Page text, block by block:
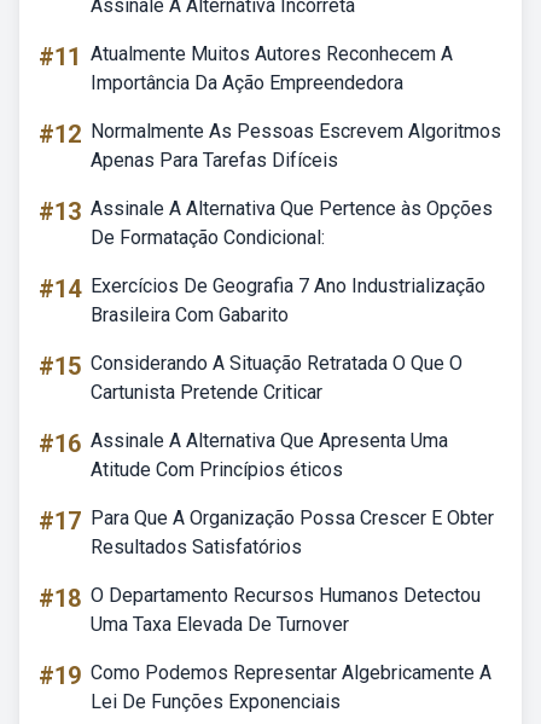
Assinale A Alternativa Incorreta
#11 Atualmente Muitos Autores Reconhecem A
Importância Da Ação Empreendedora
#12 Normalmente As Pessoas Escrevem Algoritmos
Apenas Para Tarefas Difíceis
#13 Assinale A Alternativa Que Pertence às Opções
De Formatação Condicional:
#14 Exercícios De Geografia 7 Ano Industrialização
Brasileira Com Gabarito
#15 Considerando A Situação Retratada O Que O
Cartunista Pretende Criticar
#16 Assinale A Alternativa Que Apresenta Uma
Atitude Com Princípios éticos
#17 Para Que A Organização Possa Crescer E Obter
Resultados Satisfatórios
#18 O Departamento Recursos Humanos Detectou
Uma Taxa Elevada De Turnover
#19 Como Podemos Representar Algebricamente A
Lei De Funções Exponenciais